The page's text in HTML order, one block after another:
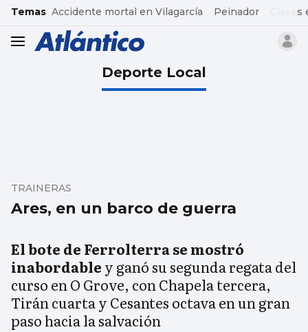
common.go-to-content
Temas Accidente mortal en Vilagarcía Peinador
header.menu.open
Deporte Local
Ares, en un barco de guerra
TRAINERAS
El bote de Ferrolterra se mostró
inabordable y ganó su segunda regata del
curso en O Grove, con Chapela tercera,
Tirán cuarta y Cesantes octava en un gran
paso hacia la salvación